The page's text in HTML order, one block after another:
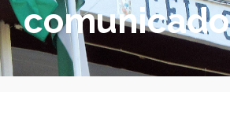
comunicado